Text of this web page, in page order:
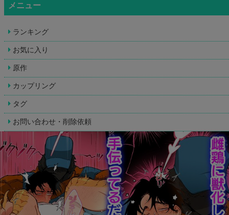
メニュー
ランキング
お気に入り
原作
カップリング
タグ
お問い合わせ・削除依頼